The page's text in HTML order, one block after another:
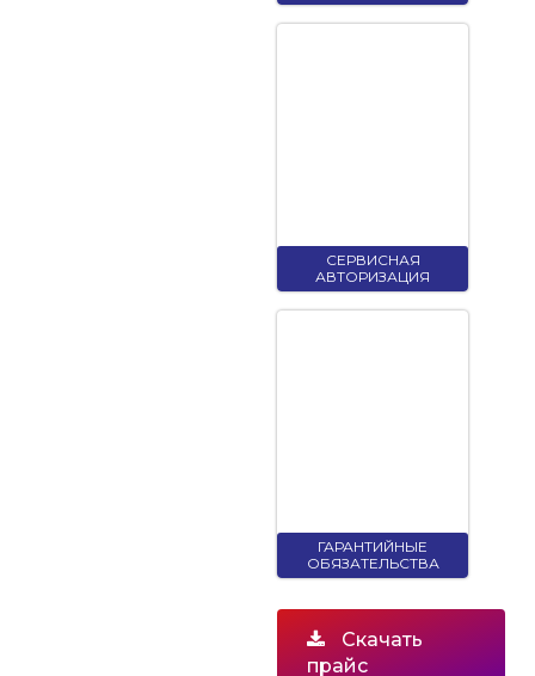
СЕРВИСНАЯ
АВТОРИЗАЦИЯ
ГАРАНТИЙНЫЕ
ОБЯЗАТЕЛЬСТВА
Скачать
прайс